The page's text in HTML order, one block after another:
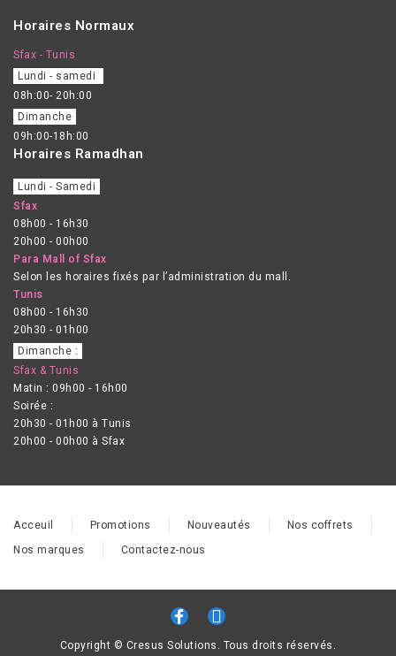
Horaires Normaux
Sfax - Tunis
Lundi - samedi
08h:00- 20h:00
Dimanche
09h:00-18h:00
Horaires Ramadhan
Lundi - Samedi
Sfax
08h00 - 16h30
20h00 - 00h00
Para Mall of Sfax
Selon les horaires fixés par l’administration du mall.
Tunis
08h00 - 16h30
20h30 - 01h00
Dimanche :
Sfax & Tunis
Matin : 09h00 - 16h00
Soirée :
20h30 - 01h00 à Tunis
20h00 - 00h00 à Sfax
Acceuil Promotions Nouveautés
Nos coffrets
Nos marques
Contactez-nous
Copyright © Cresus Solutions. Tous droits réservés.